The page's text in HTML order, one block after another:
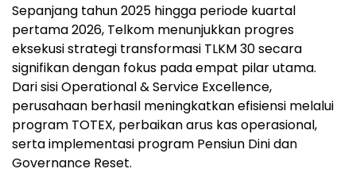
Sepanjang tahun 2025 hingga periode kuartal
pertama 2026, Telkom menunjukkan progres
eksekusi strategi transformasi TLKM 30 secara
signifikan dengan fokus pada empat pilar utama.
Dari sisi Operational & Service Excellence,
perusahaan berhasil meningkatkan efisiensi melalui
program TOTEX, perbaikan arus kas operasional,
serta implementasi program Pensiun Dini dan
Governance Reset.